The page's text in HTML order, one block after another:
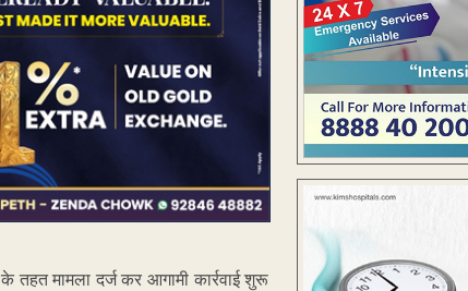
तहत मामला दर्ज कर आगामी कार्रवाई शुरू